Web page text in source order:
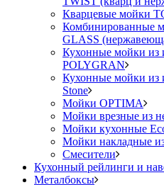
Кварцевые мойки
Комбинированные
GLASS
Кухонные мойки из
POLYGRAN
Кухонные мойки из
Stone
Мойки OPTIMA
Мойки врезные из
Мойки кухонные
Мойки накладные
Смесители
Кухонный рейлинги и
Металбоксы